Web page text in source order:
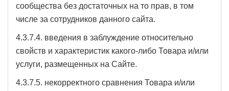
сообщества без достаточных на то прав, в том
числе за сотрудников данного сайта.
4.3.7.4. введения в заблуждение относительно
свойств и характеристик какого-либо Товара и/или
услуги, размещенных на Сайте.
4.3.7.5. некорректного сравнения Товара и/или